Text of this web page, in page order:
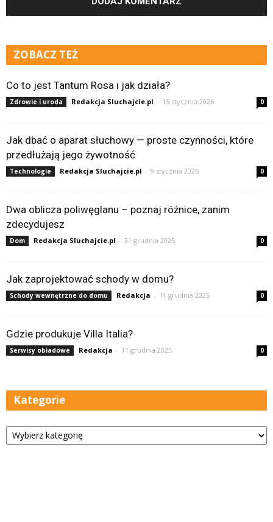
ZOBACZ TEŻ
Co to jest Tantum Rosa i jak działa?
Zdrowie i uroda Redakcja Sluchajcie.pl - 15 stycznia 2026 0
Jak dbać o aparat słuchowy — proste czynności, które
przedłużają jego żywotność
Technologie Redakcja Sluchajcie.pl - 9 stycznia 2026 0
Dwa oblicza poliwęglanu – poznaj różnice, zanim
zdecydujesz
Dom Redakcja Sluchajcie.pl - 31 grudnia 2025 0
Jak zaprojektować schody w domu?
Schody wewnętrzne do domu Redakcja - 11 grudnia 2025 0
Gdzie produkuje Villa Italia?
Serwisy obiadowe Redakcja - 11 grudnia 2025 0
Kategorie
Kategorie